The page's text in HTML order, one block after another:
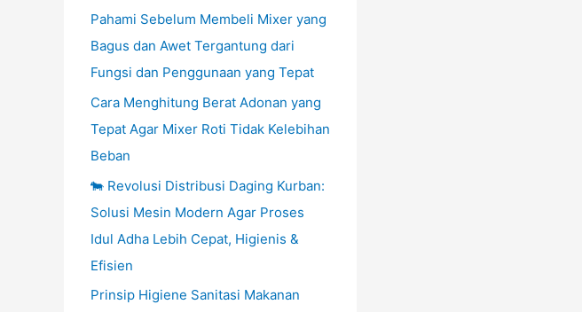
Pahami Sebelum Membeli Mixer yang
Bagus dan Awet Tergantung dari
Fungsi dan Penggunaan yang Tepat
Cara Menghitung Berat Adonan yang
Tepat Agar Mixer Roti Tidak Kelebihan
Beban
🐄 Revolusi Distribusi Daging Kurban:
Solusi Mesin Modern Agar Proses
Idul Adha Lebih Cepat, Higienis &
Efisien
Prinsip Higiene Sanitasi Makanan